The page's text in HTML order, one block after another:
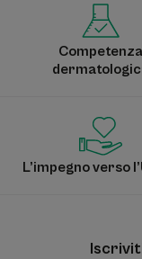
Competenza
L’impegno verso